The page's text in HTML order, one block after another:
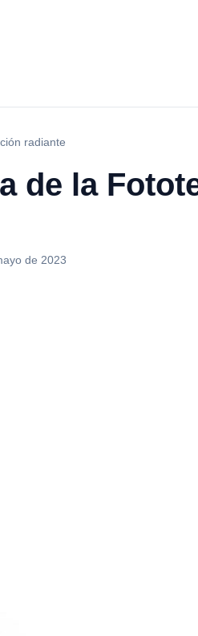
radiante
de la
de 2023